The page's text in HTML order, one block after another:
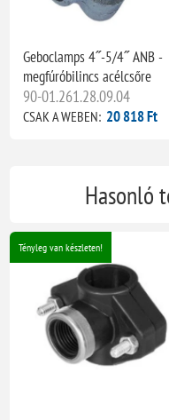
Geboclamps 4˝-5/4˝ ANB -
megfúróbilincs acélcsőre
90-01.261.28.09.04
CSAK A WEBEN: 20 818 Ft
Hasonló
Tényleg van készleten!